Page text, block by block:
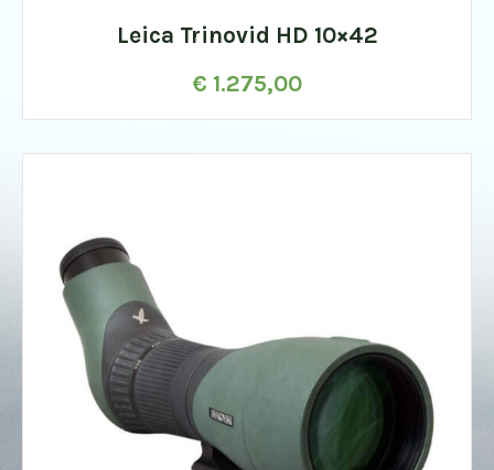
Leica Trinovid HD 10×42
€ 1.275,00